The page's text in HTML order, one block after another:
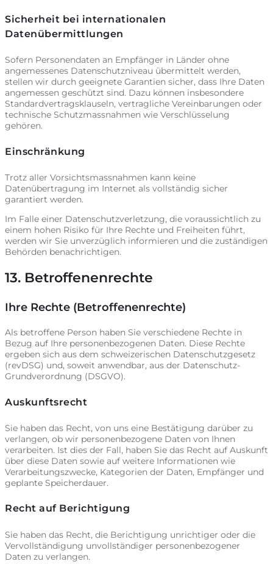
Sicherheit bei internationalen
Datenübermittlungen
Sofern Personendaten an Empfänger in Länder ohne
angemessenes Datenschutzniveau übermittelt werden,
stellen wir durch geeignete Garantien sicher, dass Ihre Daten
angemessen geschützt sind. Dazu können insbesondere
Standardvertragsklauseln, vertragliche Vereinbarungen oder
technische Schutzmassnahmen wie Verschlüsselung
gehören.
Einschränkung
Trotz aller Vorsichtsmassnahmen kann keine
Datenübertragung im Internet als vollständig sicher
garantiert werden.
Im Falle einer Datenschutzverletzung, die voraussichtlich zu
einem hohen Risiko für Ihre Rechte und Freiheiten führt,
werden wir Sie unverzüglich informieren und die zuständigen
Behörden benachrichtigen.
13. Betroffenenrechte
Ihre Rechte (Betroffenenrechte)
Als betroffene Person haben Sie verschiedene Rechte in
Bezug auf Ihre personenbezogenen Daten. Diese Rechte
ergeben sich aus dem schweizerischen Datenschutzgesetz
(revDSG) und, soweit anwendbar, aus der Datenschutz-
Grundverordnung (DSGVO).
Auskunftsrecht
Sie haben das Recht, von uns eine Bestätigung darüber zu
verlangen, ob wir personenbezogene Daten von Ihnen
verarbeiten. Ist dies der Fall, haben Sie das Recht auf Auskunft
über diese Daten sowie auf weitere Informationen wie
Verarbeitungszwecke, Kategorien der Daten, Empfänger und
geplante Speicherdauer.
Recht auf Berichtigung
Sie haben das Recht, die Berichtigung unrichtiger oder die
Vervollständigung unvollständiger personenbezogener
Daten zu verlangen.